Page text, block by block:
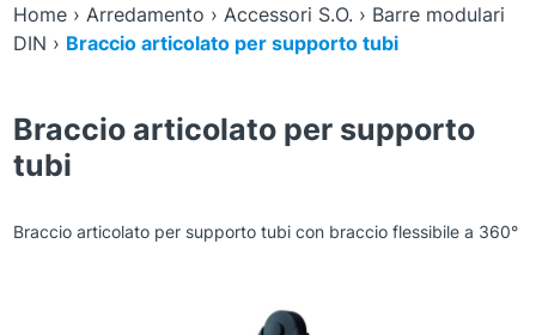
Home› Arredamento › Accessori S.O. › Barre modulari
DIN › Braccio articolato per supporto tubi
Braccio articolato per supporto
tubi
Braccio articolato per supporto tubi con braccio flessibile a 360°